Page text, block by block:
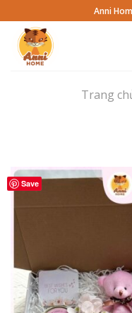
to
content
Anni
Trang
Save